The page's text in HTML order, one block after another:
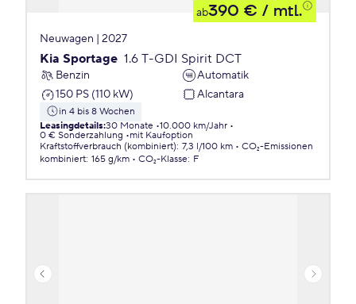
ab390 € / mtl.
Neuwagen | 2027
Kia Sportage 1.6 T-GDI Spirit DCT
Benzin
Automatik
150 PS (110 kW)
Alcantara
in 4 bis 8 Wochen
Leasingdetails:30 Monate 10.000 km/Jahr
0 € Sonderzahlung
mit Kaufoption
Kraftstoffverbrauch (kombiniert): 7,3 l/100 km
CO₂-Emissionen
kombiniert: 165 g/km CO₂-Klasse: F